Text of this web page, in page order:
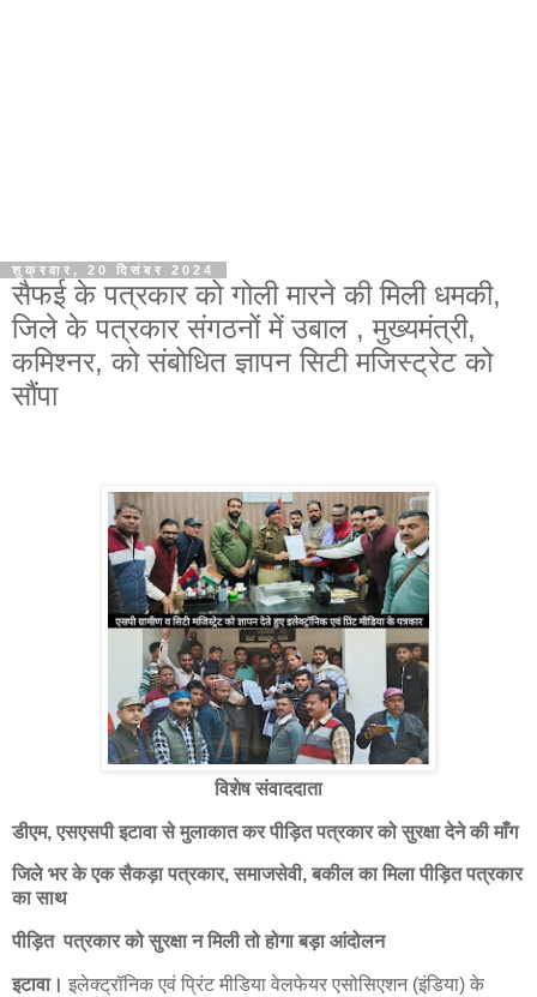
शुक्रवार, 20 दिसंबर 2024
सैफई के पत्रकार को गोली मारने की मिली धमकी,
जिले के पत्रकार संगठनों में उबाल , मुख्यमंत्री,
कमिश्नर, को संबोधित ज्ञापन सिटी मजिस्ट्रेट को
सौंपा
विशेष संवाददाता
डीएम, एसएसपी इटावा से मुलाकात कर पीड़ित पत्रकार को सुरक्षा देने की माँग
जिले भर के एक सैकड़ा पत्रकार, समाजसेवी, बकील का मिला पीड़ित पत्रकार
का साथ
पीड़ित पत्रकार को सुरक्षा न मिली तो होगा बड़ा आंदोलन
इटावा। इलेक्ट्रॉनिक एवं प्रिंट मीडिया वेलफेयर एसोसिएशन (इंडिया) के